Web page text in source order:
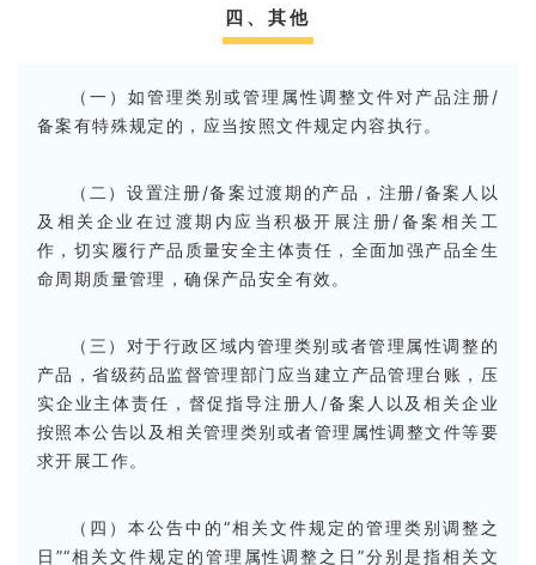
四、其他
（一）如管理类别或管理属性调整文件对产品注册/
备案有特殊规定的，应当按照文件规定内容执行。
（二）设置注册/备案过渡期的产品，注册/备案人以
及相关企业在过渡期内应当积极开展注册/备案相关工
作，切实履行产品质量安全主体责任，全面加强产品全生
命周期质量管理，确保产品安全有效。
（三）对于行政区域内管理类别或者管理属性调整的
产品，省级药品监督管理部门应当建立产品管理台账，压
实企业主体责任，督促指导注册人/备案人以及相关企业
按照本公告以及相关管理类别或者管理属性调整文件等要
求开展工作。
（四）本公告中的“相关文件规定的管理类别调整之
日”“相关文件规定的管理属性调整之日”分别是指相关文